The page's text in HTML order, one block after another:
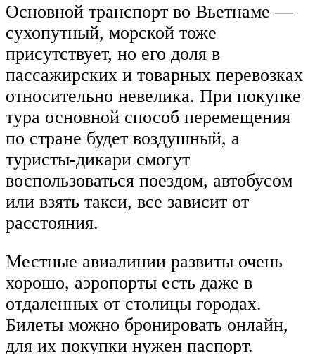
Основной транспорт во Вьетнаме —
сухопутный, морской тоже
присутствует, но его доля в
пассажирских и товарных перевозках
относительно невелика. При покупке
тура основной способ перемещения
по стране будет воздушный, а
туристы-дикари смогут
воспользоваться поездом, автобусом
или взять такси, все зависит от
расстояния.
Местные авиалинии развиты очень
хорошо, аэропорты есть даже в
отдаленных от столицы городах.
Билеты можно бронировать онлайн,
для их покупки нужен паспорт.